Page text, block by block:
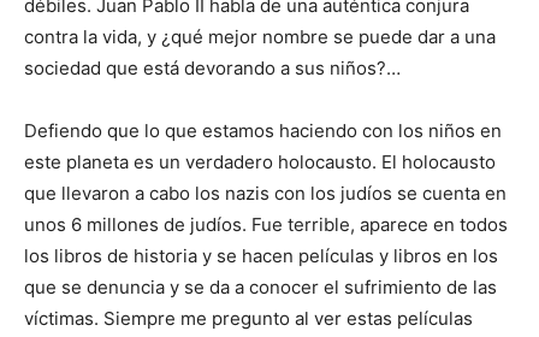
débiles. Juan Pablo II habla de una auténtica conjura
contra la vida, y ¿qué mejor nombre se puede dar a una
sociedad que está devorando a sus niños?…
Defiendo que lo que estamos haciendo con los niños en
este planeta es un verdadero holocausto. El holocausto
que llevaron a cabo los nazis con los judíos se cuenta en
unos 6 millones de judíos. Fue terrible, aparece en todos
los libros de historia y se hacen películas y libros en los
que se denuncia y se da a conocer el sufrimiento de las
víctimas. Siempre me pregunto al ver estas películas